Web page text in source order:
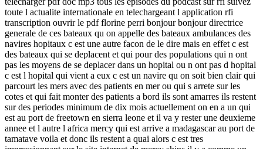
toute l actualite internationale en telechargeant l application rfi
transcription ouvrir le pdf florine perri bonjour bonjour directrice
generale de ces bateaux qu on appelle des bateaux ambulances des
navires hopitaux c est une autre facon de le dire mais en effet c est
des bateaux qui se deplacent et qui pour des populations qui n ont
pas les moyens de se deplacer dans un hopital ou n ont pas d hopital
c est l hopital qui vient a eux c est un navire qu on soit bien clair qui
parcourt les mers avec des patients en mer ou qui s arrete sur les
cotes et qui fait monter des patients a bord ils sont amarres ils restent
sur des periodes minimum de dix mois actuellement on en a un qui
est au port de freetown en sierra leone et il va y rester une deuxieme
annee et l autre l africa mercy qui est arrive a madagascar au port de
tamatave voila et donc ils restent a quai alors c est tres